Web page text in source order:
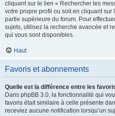
cliquant sur le lien « Rechercher les
votre propre profil ou soit en cliquant
partie supérieure du forum. Pour
sujets, utilisez la recherche avancée et
qui vous sont disponibles.
Haut
Favoris et abonnements
Quelle est la différence entre les
Dans phpBB 3.0, la fonctionnalité qui
favoris était similaire à celle présente
receviez aucune notification lorsqu’un